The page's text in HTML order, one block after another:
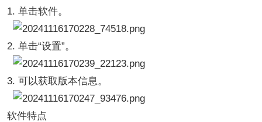
1. 单击软件。
2. 单击“设置”。
3. 可以获取版本信息。
软件特点